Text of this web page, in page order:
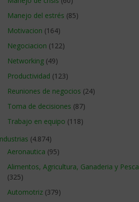
Manejo del estrés (85)
Motivacion (164)
Negociacion (122)
Networking (49)
Productividad (123)
Reuniones de negocios (24)
Toma de decisiones (87)
Trabajo en equipo (118)
(4.874)
Aeronautica (95)
Alimentos, Agricultura, Ganaderia y Pesca
(325)
Automotriz (379)